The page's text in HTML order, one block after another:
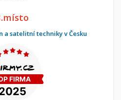
a satelitní techniky v Česku